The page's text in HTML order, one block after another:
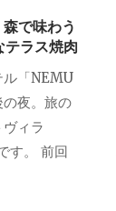
で味わう
テラス焼肉
ル「NEMU
夜。旅の
ィラ
す。 前回